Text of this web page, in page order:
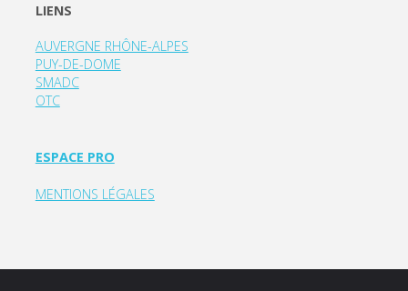
LIENS
AUVERGNE RHÔNE-ALPES
PUY-DE-DOME
SMADC
OTC
ESPACE PRO
MENTIONS LÉGALES